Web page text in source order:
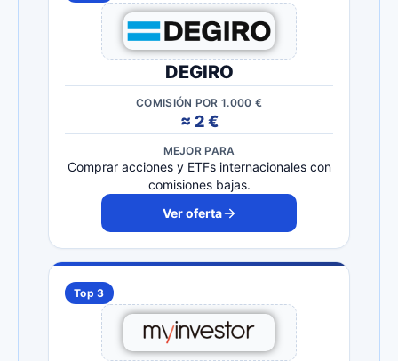
DEGIRO
COMISIÓN POR 1.000 €
≈ 2 €
MEJOR PARA
Comprar acciones y ETFs internacionales con
comisiones bajas.
Ver oferta
Top 3